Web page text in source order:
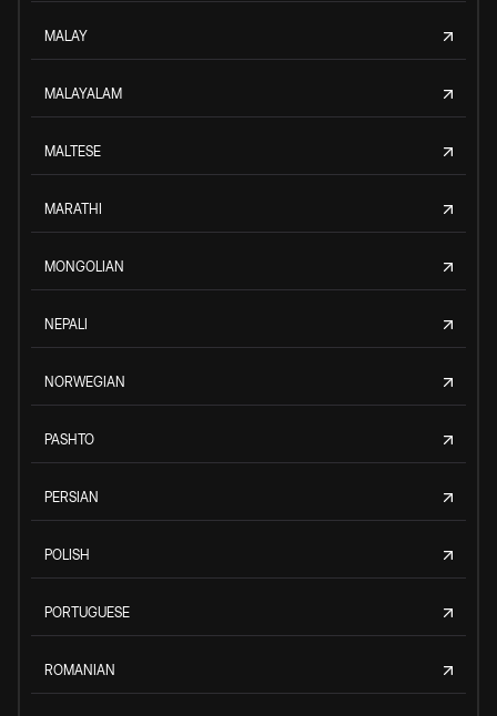
MALAY
MALAYALAM
MALTESE
MARATHI
MONGOLIAN
NEPALI
NORWEGIAN
PASHTO
PERSIAN
POLISH
PORTUGUESE
ROMANIAN